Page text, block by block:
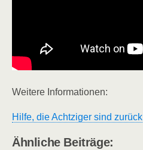
Wei­te­re Informationen:
Hil­fe, die Acht­zi­ger sind zurück
Ähn­li­che Beiträge: